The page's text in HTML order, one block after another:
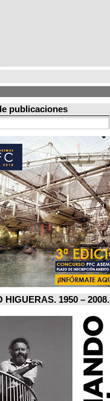
publicaciones
HIGUERAS. 1950 – 2008.